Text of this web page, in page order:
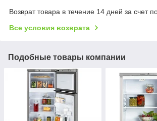
Возврат товара в течение 14 дней за счет
Все условия возврата
Подобные товары компании